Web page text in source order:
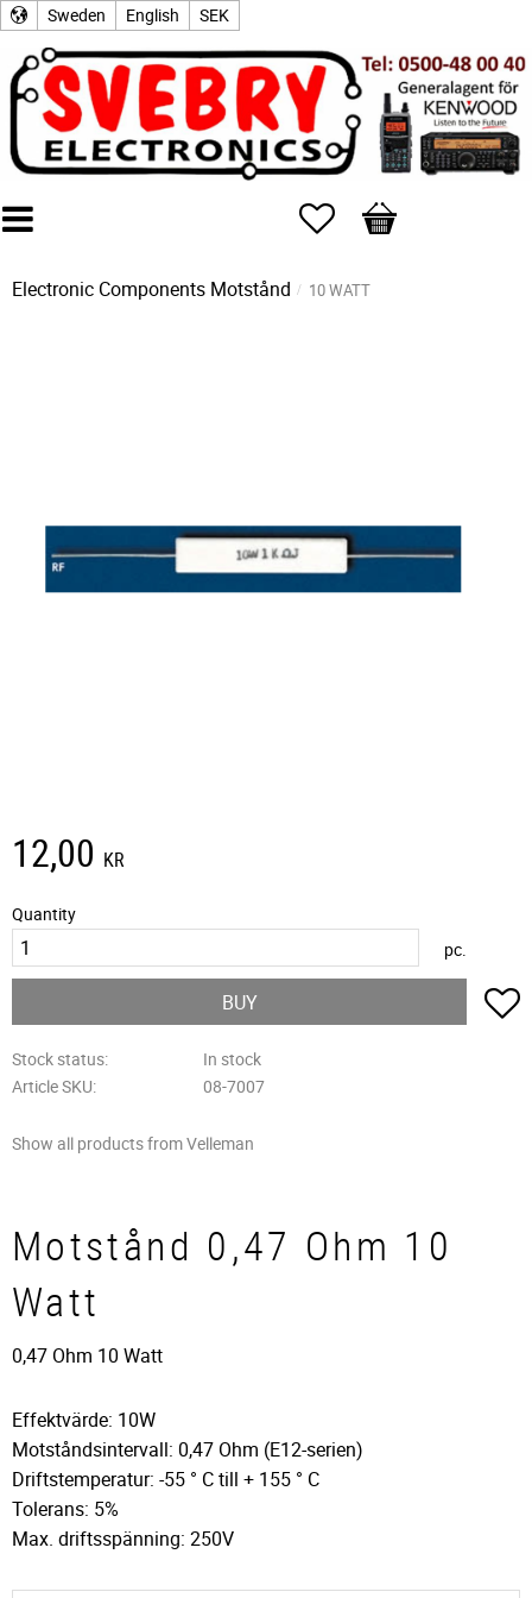
Sweden English SEK
Favorites
Basket
Electronic Components Motstånd 10 WATT
12,00 KR
Quantity
pc.
BUY
Stock status
In stock
Article SKU
08-7007
Show all products from Velleman
Motstånd 0,47 Ohm 10
Watt
0,47 Ohm 10 Watt
Effektvärde: 10W
Motståndsintervall: 0,47 Ohm (E12-serien)
Driftstemperatur: -55 ° C till + 155 ° C
Tolerans: 5%
Max. driftsspänning: 250V